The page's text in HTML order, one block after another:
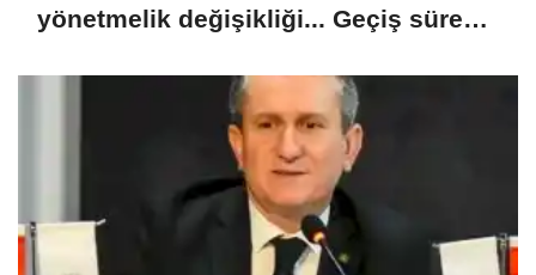
yönetmelik değişikliği... Geçiş süresi